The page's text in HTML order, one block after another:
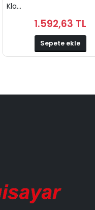
Kla...
1.592,63 TL
Sepete ekle